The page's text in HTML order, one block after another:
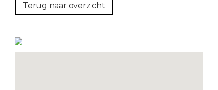
Terug naar overzicht